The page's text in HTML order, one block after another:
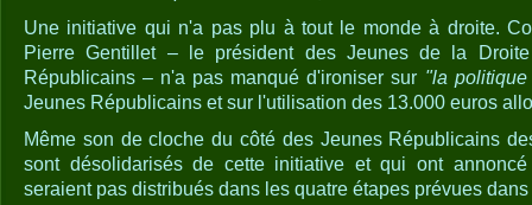
Une initiative qui n'a pas plu à tout le monde à droite.
Pierre Gentillet – le président des Jeunes de la
Républicains – n'a pas manqué d'ironiser sur "la
Jeunes Républicains et sur l'utilisation des 13.000 euros
Même son de cloche du côté des Jeunes Républicains
sont désolidarisés de cette initiative et qui ont
seraient pas distribués dans les quatre étapes prévues